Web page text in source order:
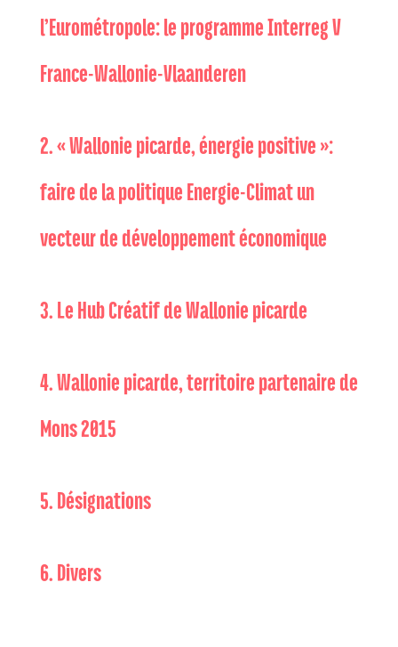
l’Eurométropole: le programme Interreg V
France-Wallonie-Vlaanderen
2. « Wallonie picarde, énergie positive »:
faire de la politique Energie-Climat un
vecteur de développement économique
3. Le Hub Créatif de Wallonie picarde
4. Wallonie picarde, territoire partenaire de
Mons 2015
5. Désignations
6. Divers